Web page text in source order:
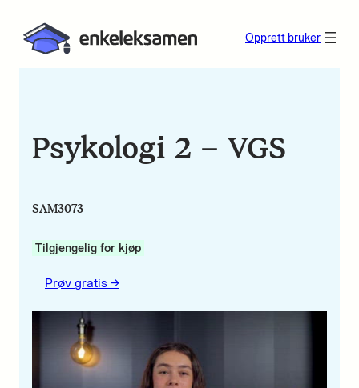
Opprett bruker
Psykologi 2 – VGS
SAM3073
Tilgjengelig for kjøp
Prøv gratis ->